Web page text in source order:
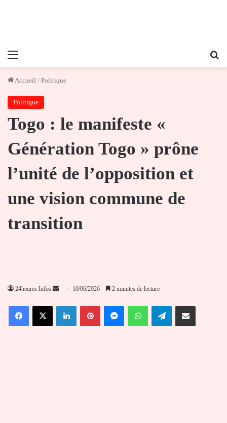
Menu
Accueil / Politique
Politique
Togo : le manifeste «
Génération Togo » prône
l’unité de l’opposition et
une vision commune de
transition
24heures Infos
Envoyer
courriel
10/06/2026 2 minutes de lecture
FacebookX LinkedinPinterestMessengerWhatsAppTelegramPartager par email